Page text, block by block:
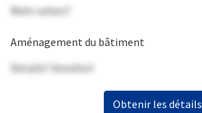
Mehr sehen?
Aménagement du bâtiment
Details? Anrufen!
Obtenir les détails